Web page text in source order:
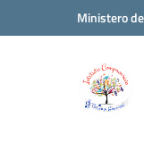
Vai ai contenuti
Vai al menu diMinistero